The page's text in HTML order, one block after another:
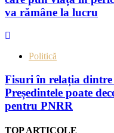
va rămâne la lucru
Politică
Fisuri în relația dintre
Președintele poate
pentru PNRR
TOP ARTICOLE